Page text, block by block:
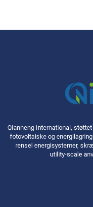
Qianneng International,
fotovoltaiske og
rensel energisystemer,
utility-scale